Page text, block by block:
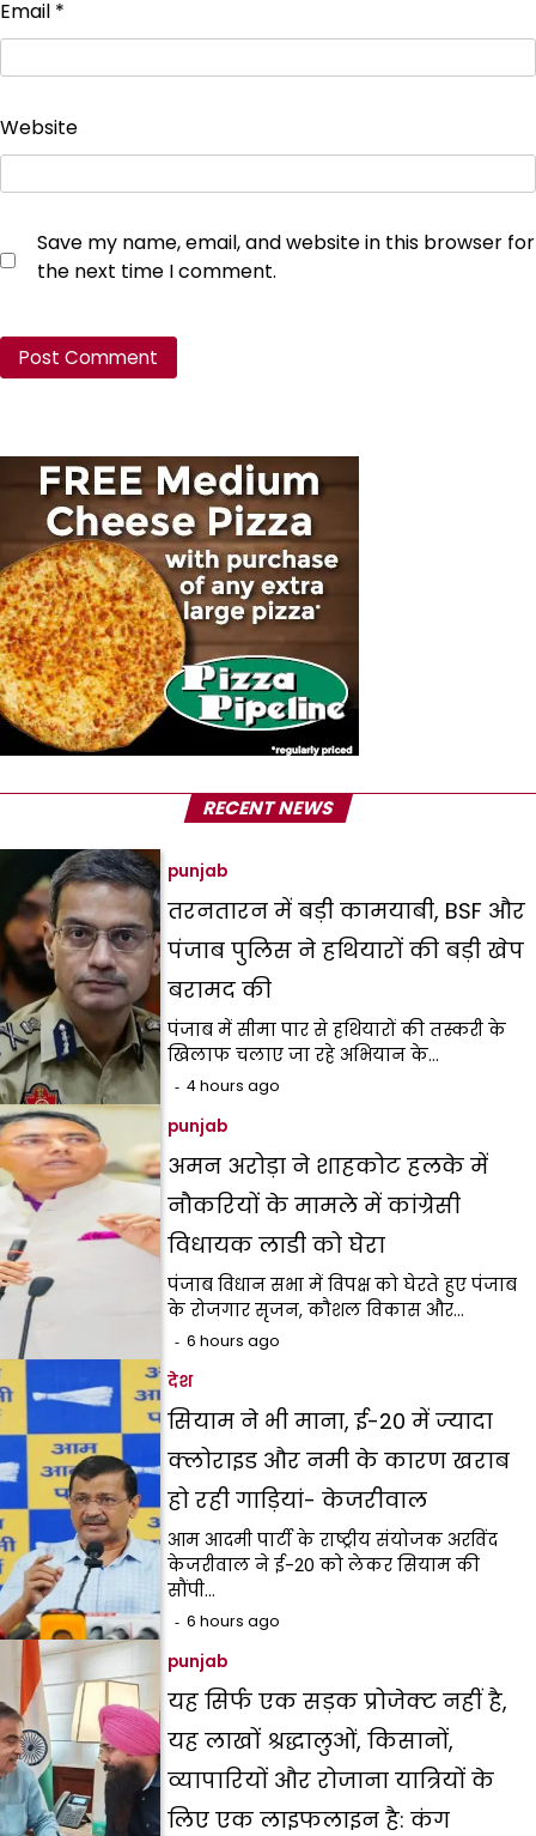
Email *
Website
Save my name, email, and website in this browser for
the next time I comment.
RECENT NEWS
punjab
तरनतारन में बड़ी कामयाबी, BSF और
पंजाब पुलिस ने हथियारों की बड़ी खेप
बरामद की
पंजाब में सीमा पार से हथियारों की तस्करी के
खिलाफ चलाए जा रहे अभियान के…
4 hours ago
punjab
अमन अरोड़ा ने शाहकोट हलके में
नौकरियों के मामले में कांग्रेसी
विधायक लाडी को घेरा
पंजाब विधान सभा में विपक्ष को घेरते हुए पंजाब
के रोजगार सृजन, कौशल विकास और…
6 hours ago
देश
सियाम ने भी माना, ई-20 में ज्यादा
क्लोराइड और नमी के कारण खराब
हो रही गाड़ियां- केजरीवाल
आम आदमी पार्टी के राष्ट्रीय संयोजक अरविंद
केजरीवाल ने ई-20 को लेकर सियाम की
सौंपी…
6 hours ago
punjab
यह सिर्फ एक सड़क प्रोजेक्ट नहीं है,
यह लाखों श्रद्धालुओं, किसानों,
व्यापारियों और रोजाना यात्रियों के
लिए एक लाइफलाइन है: कंग